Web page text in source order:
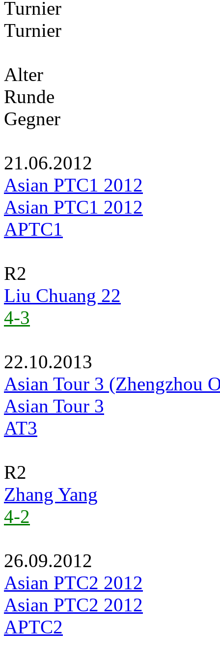
Turnier
Turnier
Alter
Runde
Gegner
21.06.2012
Asian PTC1 2012
Asian PTC1 2012
APTC1
R2
Liu Chuang 22
4-3
22.10.2013
Asian Tour 3 (Zhengzhou
Asian Tour 3
AT3
R2
Zhang Yang
4-2
26.09.2012
Asian PTC2 2012
Asian PTC2 2012
APTC2